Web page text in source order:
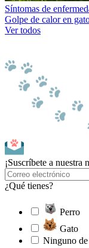
Síntomas de
Golpe de calor en
Ver todos
¡Suscríbete a nuestra
¿Qué tienes?
Perro
Gato
Ninguno